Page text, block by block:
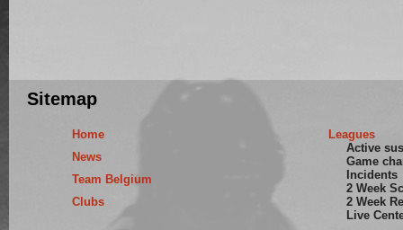
Sitemap
Home
News
Team Belgium
Clubs
Leagues
Active
Game
Incidents
2 Week
2 Week
Live